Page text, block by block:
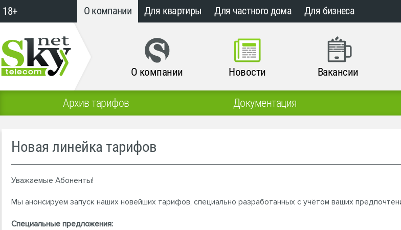
18+ О компании Для квартиры Для частного дома Для бизнеса
О компании Новости Вакансии
Архив тарифов Документация
Новая линейка тарифов
Уважаемые Абоненты!
Мы анонсируем запуск наших новейших тарифов, специально разработанных с учётом ваших
Специальные предложения: